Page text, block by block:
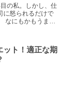
の私。しかし、仕
に怒られるだけで
なにもかもうまく
ット！適正な期